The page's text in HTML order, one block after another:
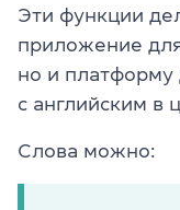
Эти функции
приложение
но и платформу
с английским в
Слова можно: